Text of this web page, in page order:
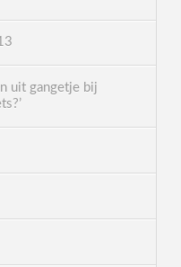
uit gangetje bij